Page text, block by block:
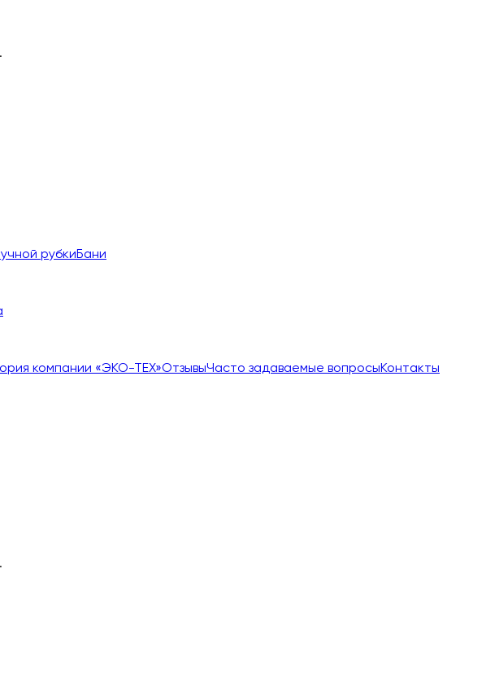
рубкиБани
компании «ЭКО-ТЕХ»ОтзывыЧасто задаваемые вопросыКонтакты